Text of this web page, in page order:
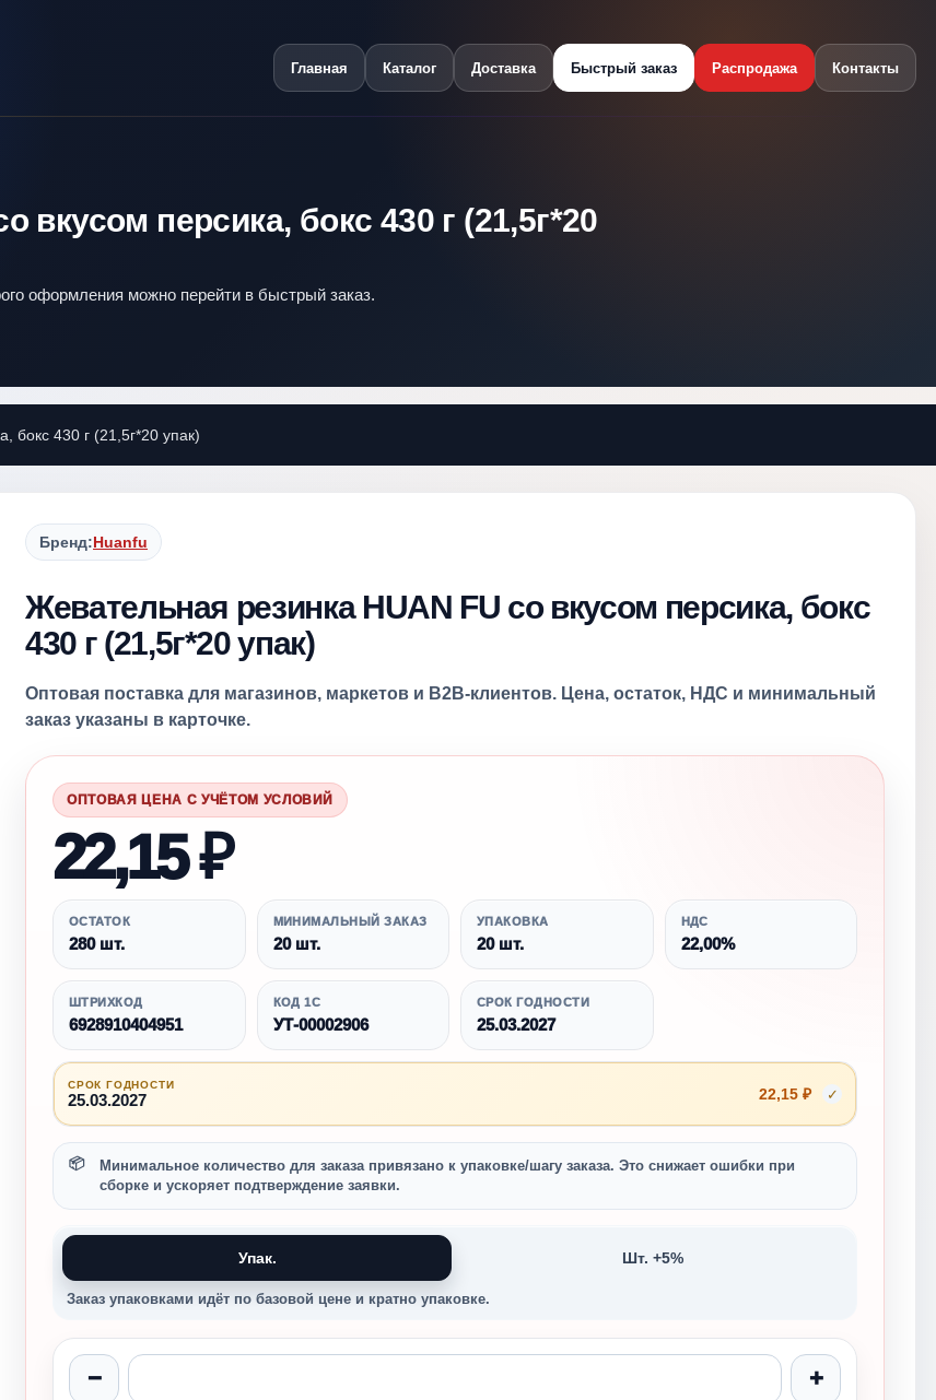
Главная Каталог Доставка Быстрый заказ Распродажа Контакты
вкусом персика, бокс 430 г (21,5г*20
оформления можно перейти в быстрый заказ.
бокс 430 г (21,5г*20 упак)
Бренд:Huanfu
Жевательная резинка HUAN FU со вкусом персика, бокс
430 г (21,5г*20 упак)
Оптовая поставка для магазинов, маркетов и B2B-клиентов. Цена, остаток, НДС и минимальный
заказ указаны в карточке.
ОПТОВАЯ ЦЕНА С УЧЁТОМ УСЛОВИЙ
22,15 ₽
ОСТАТОК
280 шт.
МИНИМАЛЬНЫЙ ЗАКАЗ
20 шт.
УПАКОВКА
20 шт.
НДС
22,00%
ШТРИХКОД
6928910404951
КОД 1С
УТ-00002906
СРОК ГОДНОСТИ
25.03.2027
СРОК ГОДНОСТИ
25.03.2027 22,15 ₽ ✓
Минимальное количество для заказа привязано к упаковке/шагу заказа. Это снижает ошибки при
сборке и ускоряет подтверждение заявки.
Упак. Шт. +5%
Заказ упаковками идёт по базовой цене и кратно упаковке.
− +